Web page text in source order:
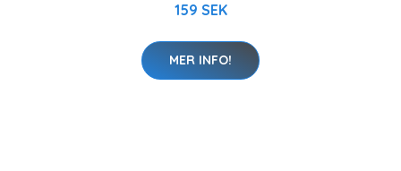
159 SEK
MER INFO!